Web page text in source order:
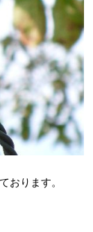
おります。